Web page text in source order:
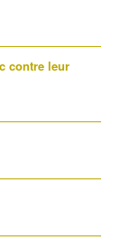
contre leur